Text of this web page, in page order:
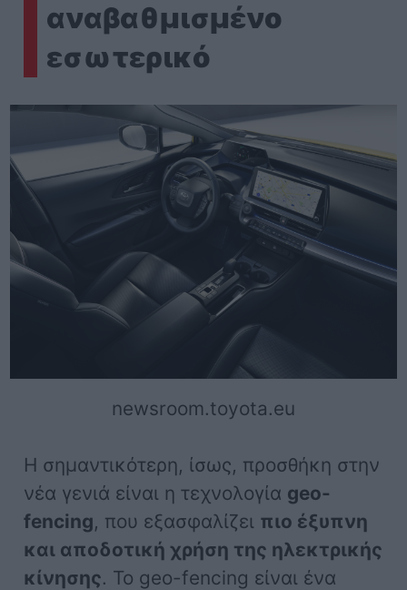
αναβαθμισμένο
εσωτερικό
newsroom.toyota.eu
Η σημαντικότερη, ίσως, προσθήκη στην
νέα γενιά είναι η τεχνολογία geo-
fencing, που εξασφαλίζει πιο έξυπνη
και αποδοτική χρήση της ηλεκτρικής
κίνησης. Το geo-fencing είναι ένα